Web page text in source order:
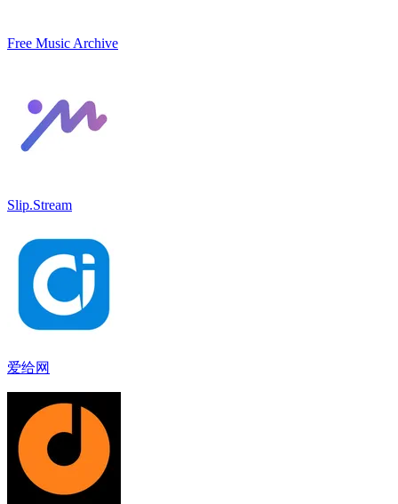
Free Music Archive
Slip.Stream
爱给网